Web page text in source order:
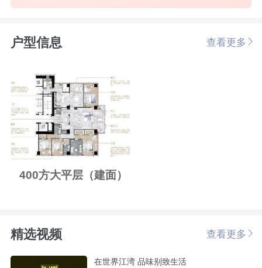
户型信息 查看更多
400方大平层（建面）
精选视频 查看更多
在世界江湾 品味别致生活